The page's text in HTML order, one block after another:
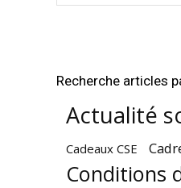
Recherche articles
Actualité
Cadeaux CSE
Conditions